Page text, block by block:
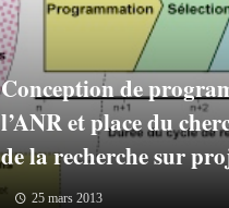
Conception de
l’ANR et place du
de la recherche sur
25 mars 2013